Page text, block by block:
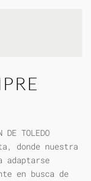
DE TOLEDO
donde nuestra
en busca de